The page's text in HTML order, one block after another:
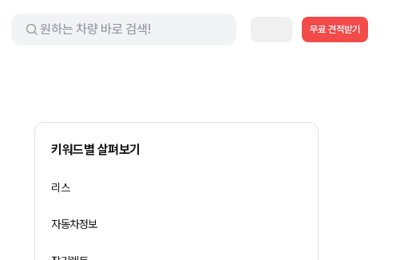
무료 견적받기
키워드별 살펴보기
리스
자동차정보